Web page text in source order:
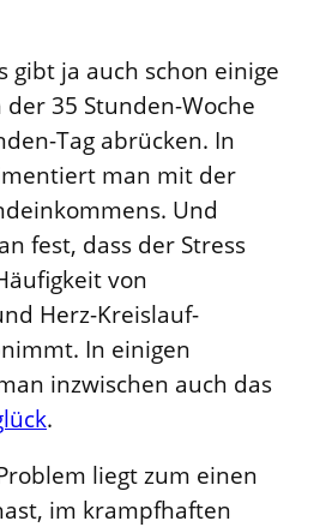
gibt ja auch schon einige
35 Stunden-Woche
Tag abrücken. In
man mit der
Und
fest, dass der Stress
von
Herz-Kreislauf-
In einigen
inzwischen auch das
.
liegt zum einen
im krampfhaften